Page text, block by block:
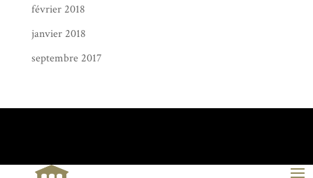
février 2018
janvier 2018
septembre 2017